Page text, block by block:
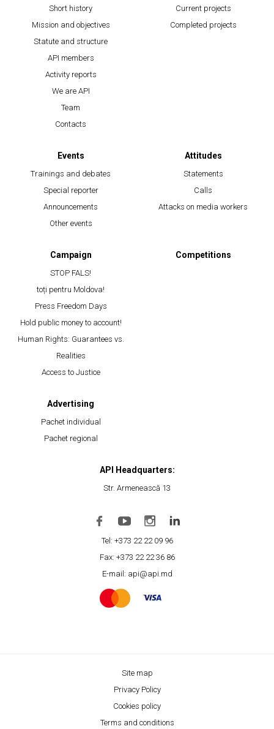
Short history
Mission and objectives
Statute and structure
API members
Activity reports
We are API
Team
Contacts
Current projects
Completed projects
Events
Trainings and debates
Special reporter
Announcements
Other events
Attitudes
Statements
Calls
Attacks on media workers
Campaign
STOP FALS!
toți pentru Moldova!
Press Freedom Days
Hold public money to account!
Human Rights: Guarantees vs.
Realities
Access to Justice
Competitions
Advertising
Pachet individual
Pachet regional
API Headquarters:
Str. Armenească 13
Tel: +373 22 22 09 96
Fax: +373 22 22 36 86
E-mail: api@api.md
Site map
Privacy Policy
Cookies policy
Terms and conditions